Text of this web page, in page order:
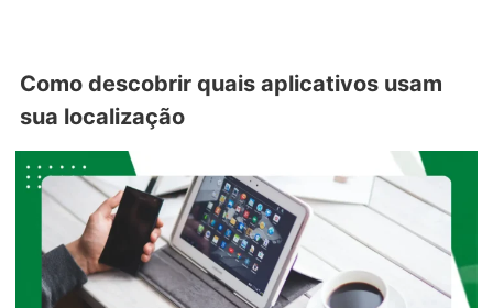
Como descobrir quais aplicativos usam
sua localização